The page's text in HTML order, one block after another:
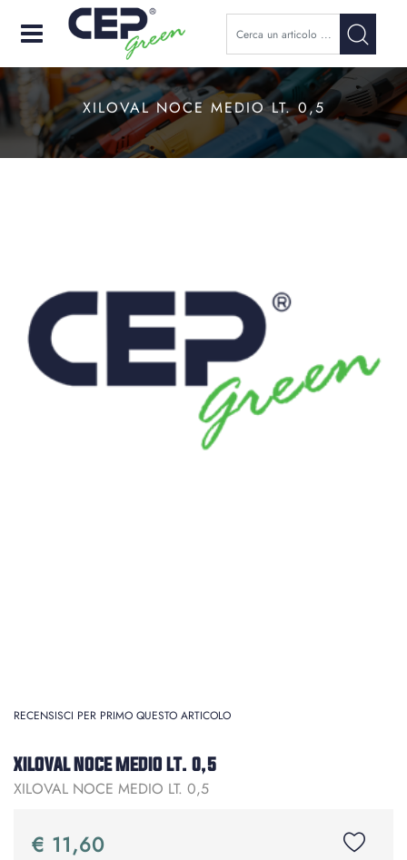
Open
XILOVAL NOCE MEDIO LT. 0,5
RECENSISCI PER PRIMO QUESTO ARTICOLO
XILOVAL NOCE MEDIO LT. 0,5
XILOVAL NOCE MEDIO LT. 0,5
€ 11,60